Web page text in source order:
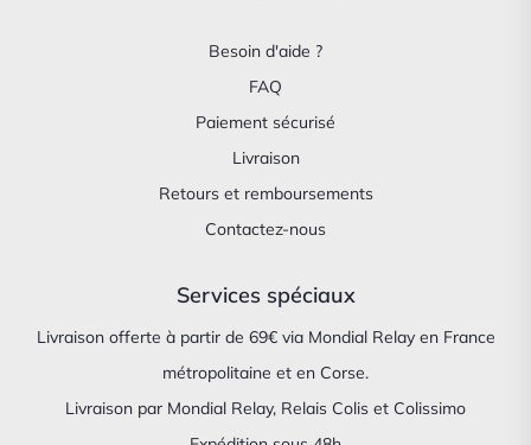
Besoin d'aide ?
FAQ
Paiement sécurisé
Livraison
Retours et remboursements
Contactez-nous
Services spéciaux
Livraison offerte à partir de 69€ via Mondial Relay en France
métropolitaine et en Corse.
Livraison par Mondial Relay, Relais Colis et Colissimo